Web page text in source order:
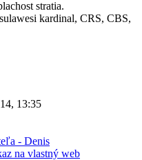
stratia.
kardinal, CRS, CBS,
13:35
- Denis
na vlastný web